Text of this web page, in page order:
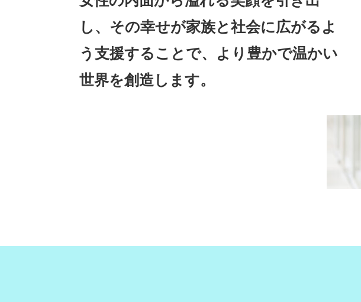
し、その幸せが家族と社会に広がるよ
う支援することで、より豊かで温かい
世界を創造します。